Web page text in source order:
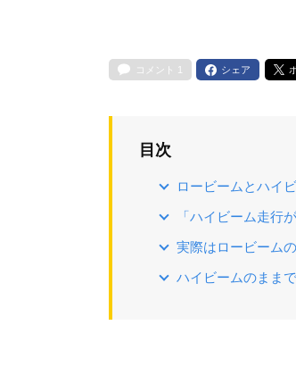
コメント 1 シェア
目次
ロービームとハイ
「ハイビーム走行
実際はロービーム
ハイビームのまま